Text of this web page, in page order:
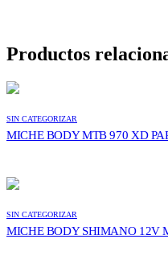
Productos
SIN CATEGORIZAR
MICHE BODY MTB 970 XD
SIN CATEGORIZAR
MICHE BODY SHIMANO 12V